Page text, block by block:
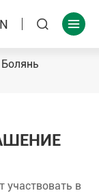
 
в